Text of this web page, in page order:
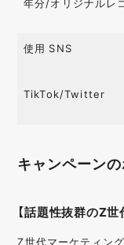
使用 SNS
TikTok/Twitter
キャンペーン
【話題性抜群のZ世
Z世代マーケティン